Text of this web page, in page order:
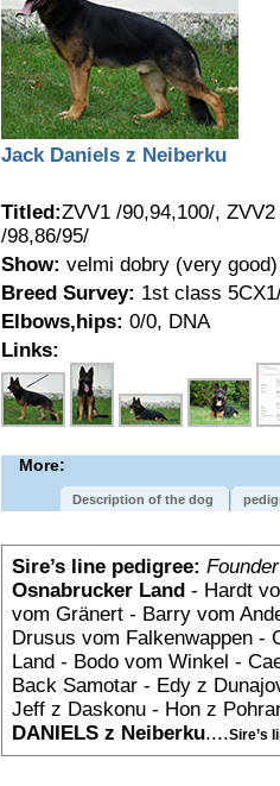
Jack Daniels z Neiberku
Titled:ZVV1 /90,94,100/,
/98,86/95/
Show: velmi dobry (very good)
Breed Survey: 1st class
Elbows,hips: 0/0, DNA
Links:
More:
Description of the dog
Sire’s line pedigree: Founder
Osnabrucker Land - Hardt
vom Gränert - Barry vom
Drusus vom Falkenwappen -
Land - Bodo vom Winkel -
Back Samotar - Edy z
Jeff z Daskonu - Hon z
DANIELS z Neiberku....Sire’s